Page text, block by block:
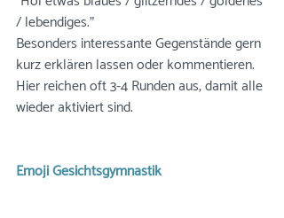
/ lebendiges."
Besonders interessante Gegenstände gern
kurz erklären lassen oder kommentieren.
Hier reichen oft 3-4 Runden aus, damit alle
wieder aktiviert sind.
Emoji Gesichtsgymnastik